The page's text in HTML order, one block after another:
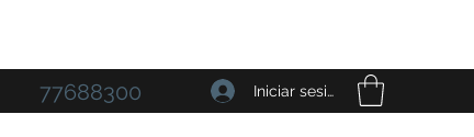
77688300 Iniciar sesión